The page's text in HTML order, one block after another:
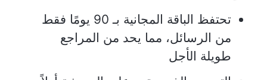
تحتفظ الباقة المجانية بـ 90 يومًا فقط
من الرسائل، مما يحد من المراجع
طويلة الأجل